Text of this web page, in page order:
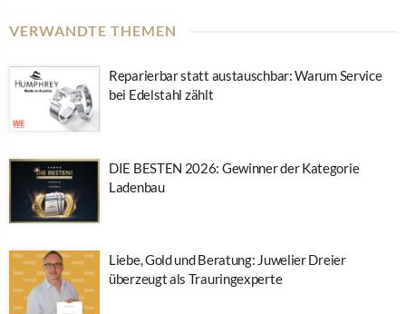
VERWANDTE THEMEN
Reparierbar statt austauschbar: Warum Service
bei Edelstahl zählt
DIE BESTEN 2026: Gewinner der Kategorie
Ladenbau
Liebe, Gold und Beratung: Juwelier Dreier
überzeugt als Trauringexperte